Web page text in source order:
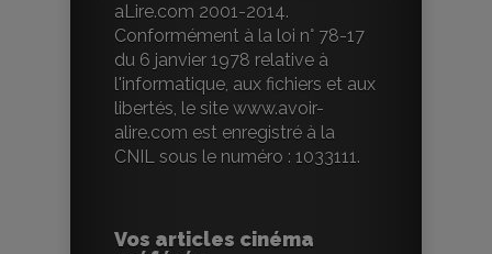
aLire.com 2001-2014.
Conformément à la loi n° 78-17
du 6 janvier 1978 relative à
l'informatique, aux fichiers et aux
libertés, le site www.avoir-
alire.com est enregistré à la
CNIL sous le numéro : 1033111.
Vos articles cinéma